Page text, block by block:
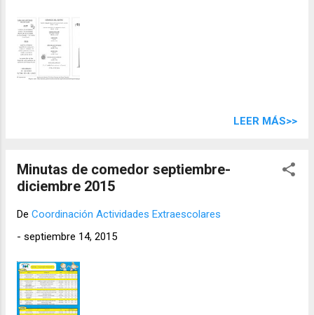
LEER MÁS>>
Minutas de comedor septiembre-
diciembre 2015
De Coordinación Actividades Extraescolares
- septiembre 14, 2015